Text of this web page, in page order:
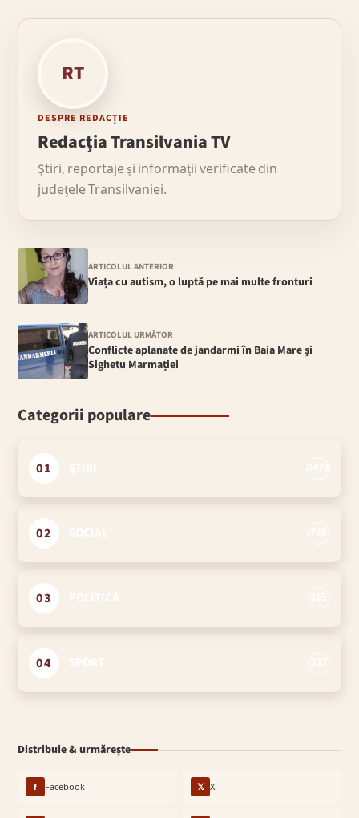
RT
DESPRE REDACȚIE
Redacția Transilvania TV
Știri, reportaje și informații verificate din
județele Transilvaniei.
ARTICOLUL ANTERIOR
Viața cu autism, o luptă pe mai multe fronturi
ARTICOLUL URMĂTOR
Conflicte aplanate de jandarmi în Baia Mare și
Sighetu Marmației
Categorii populare
01
02
03
04
Distribuie & urmărește
f Facebook 𝕏 X